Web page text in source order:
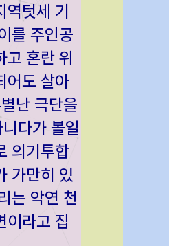
역텃세 기
를 주인공
고 혼란 위
어도 살아
난 극단을
다가 볼일
의기투합
가만히 있
는 악연 천
이라고 집